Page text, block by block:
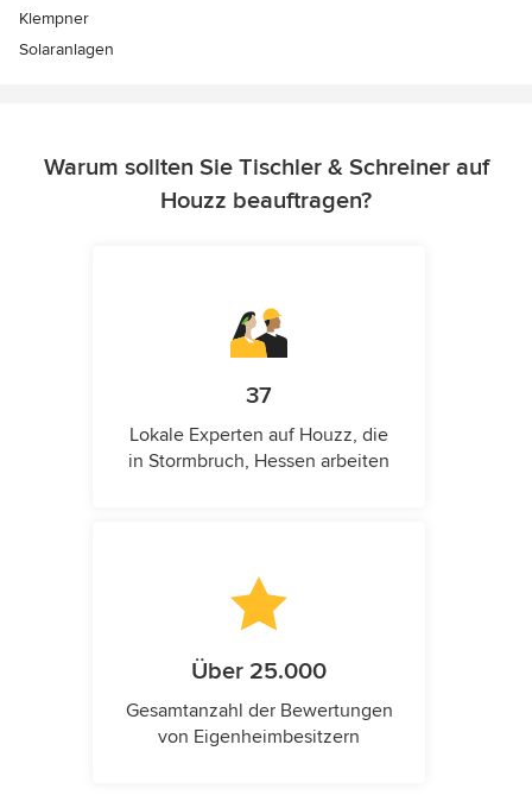
Klempner
Solaranlagen
Warum sollten Sie Tischler & Schreiner auf
Houzz beauftragen?
37
Lokale Experten auf Houzz, die
in Stormbruch, Hessen arbeiten
Über 25.000
Gesamtanzahl der Bewertungen
von Eigenheimbesitzern